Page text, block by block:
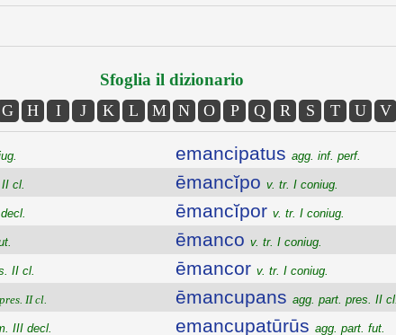
Sfoglia il dizionario
G H I J K L M N O P Q R S T U V
cl.
II cl.
II cl.
III decl.
emancipatus agg. inf. perf.
ēmancĭpo v. tr. I coniug.
ēmancĭpor v. tr. I coniug.
ēmanco v. tr. I coniug.
ēmancor v. tr. I coniug.
ēmancupans agg. part. pres. II cl.
emancupatūrūs agg. part. fut.